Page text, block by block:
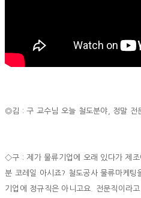
◎김 : 구 교수님 오늘 철도분야, 정말 전
◇구 : 제가 물류기업에 오래 있다가 제
분 코레일 아시죠? 철도공사 물류마케
기업에 정규직은 아니고요. 전문직이라